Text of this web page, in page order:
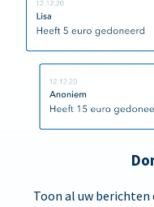
Toon al uw